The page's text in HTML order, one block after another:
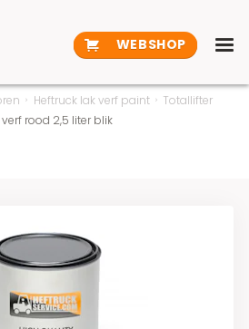
WEBSHOP
Heftruck lak verf paint
Totallifter
verf rood 2,5 liter blik